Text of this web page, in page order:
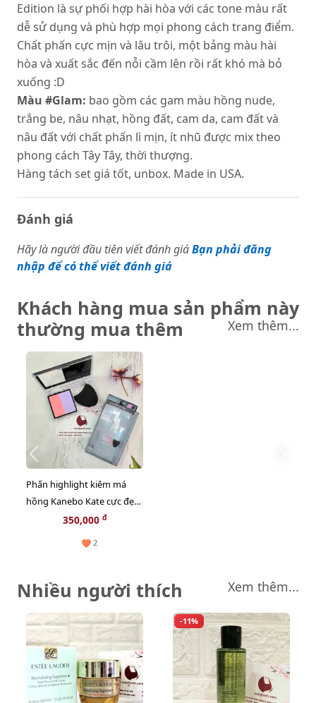
Edition là sự phối hợp hài hòa với các tone màu rất
dễ sử dụng và phù hợp mọi phong cách trang điểm.
Chất phấn cực mịn và lâu trôi, một bảng màu hài
hòa và xuất sắc đến nỗi cầm lên rồi rất khó mà bỏ
xuống :D
Màu #Glam: bao gồm các gam màu hồng nude,
trắng be, nâu nhạt, hồng đất, cam da, cam đất và
nâu đất với chất phấn lì mịn, ít nhũ được mix theo
phong cách Tây Tây, thời thượng.
Hàng tách set giá tốt, unbox. Made in USA.
Đánh giá
Hãy là người đầu tiên viết đánh giáBạn phải đăng
nhập để có thể viết đánh giá
Khách hàng mua sản phẩm này
thường mua thêm
Xem thêm...
Phấn highlight kiêm má
hồng Kanebo Kate cực đẹp,
kèm mút tiện lợi dễ dùng,
350,000 đ
2
Nhiều người thích Xem thêm...
-11%